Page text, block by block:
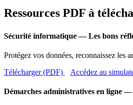
Ressources PDF à
Sécurité informatique — Les bons
Protégez vos données, reconnaissez les
Télécharger (PDF)
Accédez au
Démarches administratives en ligne